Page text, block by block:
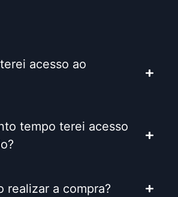
acesso ao
tempo terei acesso
realizar a compra?